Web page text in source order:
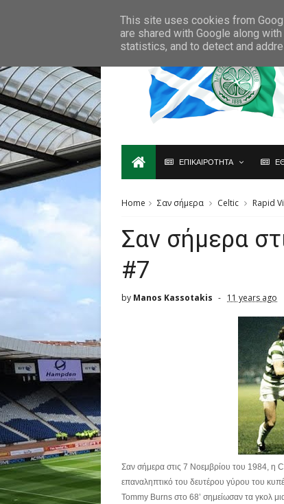
ΕΠΙΚΑΙΡΟΤΗΤΑ
Home Σαν σήμερα Celtic Rapid
Σαν σήμερα
#7
by Manos Kassotakis 11 years ago
Σαν σήμερα στις 7 Νοεμβρίου του 1984, η
επαναληπτικό του δευτέρου γύρου του
Tommy Burns στο 68’ σημείωσαν τα γκολ
This site uses cookies from
are shared with Google along
statistics, and to detect and